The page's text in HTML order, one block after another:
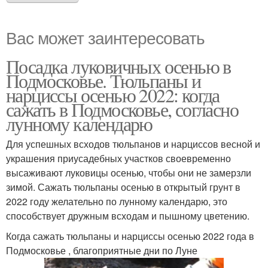
Вас может заинтересовать
Посадка луковичных осенью в
Подмосковье. Тюльпаны и
нарциссы осенью 2022: когда
сажать в Подмосковье, согласно
лунному календарю
Для успешных всходов тюльпанов и нарциссов весной и
украшения приусадебных участков своевременно
высаживают луковицы осенью, чтобы они не замерзли
зимой. Сажать тюльпаны осенью в открытый грунт в
2022 году желательно по лунному календарю, это
способствует дружным всходам и пышному цветению.
Когда сажать тюльпаны и нарциссы осенью 2022 года в
Подмосковье , благоприятные дни по Луне